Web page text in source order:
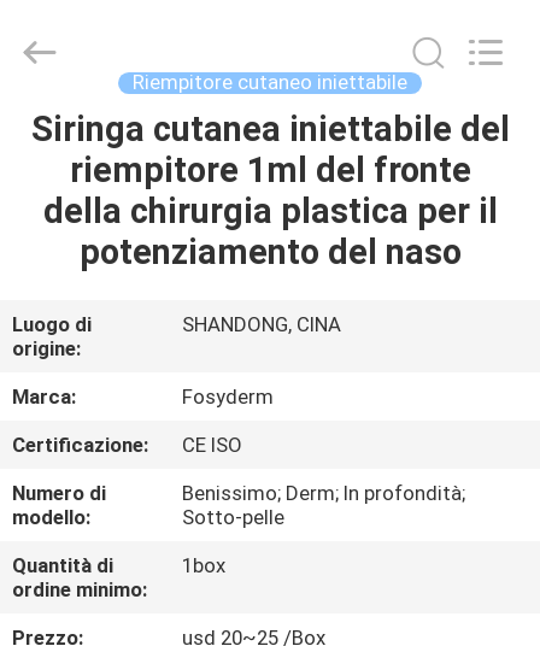
CASA.
PRODOTTI
DI
NOI
VISITA
ALLA
FABBRICA
CONTROLLO
International
Trading
Rights
Reserved.
Riempitore cutaneo iniettabile
Siringa cutanea iniettabile del
riempitore 1ml del fronte
della chirurgia plastica per il
potenziamento del naso
Luogo di
origine:
SHANDONG, CINA
Marca:
Fosyderm
Certificazione:
CE ISO
Numero di
modello:
Benissimo; Derm; In profondità;
Sotto-pelle
Quantità di
ordine minimo:
1box
Prezzo:
usd 20~25 /Box